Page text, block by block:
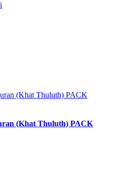
(Khat Thuluth) PACK